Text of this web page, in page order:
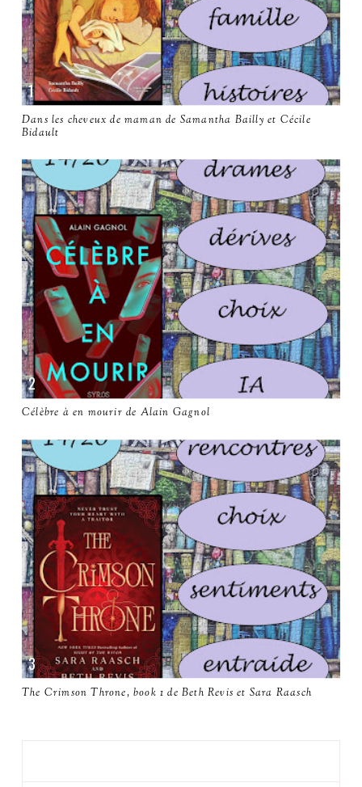
Dans les cheveux de maman de Samantha Bailly et Cécile
Bidault
Célèbre à en mourir de Alain Gagnol
The Crimson Throne, book 1 de Beth Revis et Sara Raasch